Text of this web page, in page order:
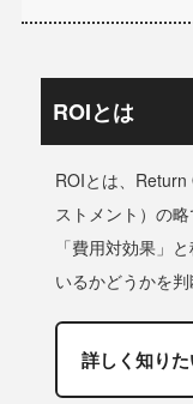
ROIとは
ROIとは、
ストメント）の
「費用対効果」
いるかどうかを
詳しく知り